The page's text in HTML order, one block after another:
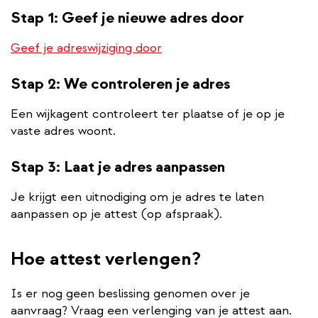
Stap 1: Geef je nieuwe adres door
Geef je adreswijziging door
Stap 2: We controleren je adres
Een wijkagent controleert ter plaatse of je op je
vaste adres woont.
Stap 3: Laat je adres aanpassen
Je krijgt een uitnodiging om je adres te laten
aanpassen op je attest (op afspraak).
Hoe attest verlengen?
Is er nog geen beslissing genomen over je
aanvraag? Vraag een verlenging van je attest aan.